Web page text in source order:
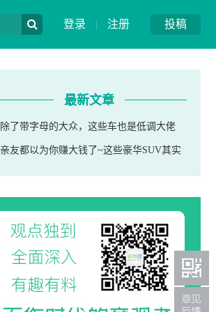
投稿
登录 | 注册
最新文章
除了带字母的大众，这些车也是低调大佬
亲友都以为你赚大钱了~这些豪华SUV其实